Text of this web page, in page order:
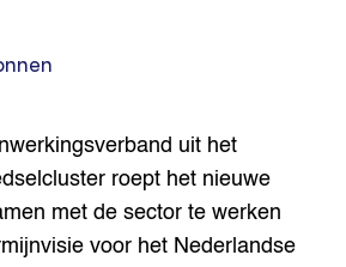
uit het
roept het nieuwe
met de sector te werken
voor het Nederlandse